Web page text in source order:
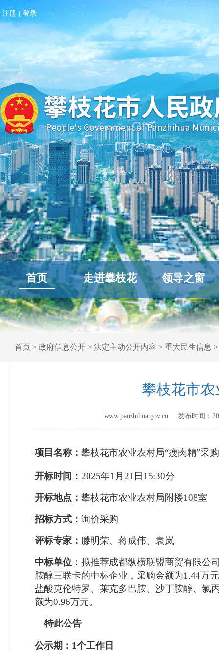
注册 | 登录
首页 走进攀枝花 领导之窗
首页 > 政府信息公开 > 法定主动公开内容 > 重大民生信息
攀枝花市
www.panzhihua.gov.cn 发布时间：
项目名称： 攀枝花市农业农村局“瘦肉精”采
开标时间： 2025年1 月 21 日 15:30分
开标地点： 攀枝花市农业农村局附楼108室
招标方式： 询价采购
评标专家： 滕明荣、蒋成伟、袁岚
中标单位 ： 拟推荐成都纵横联盟商贸有限公
胺醇三联卡的中标企业，采购金额为1.44万
盐酸克伦特罗、莱克多巴胺、沙丁胺醇、氯
额为0.96万元。
特此公告
公示期： 1个工作日